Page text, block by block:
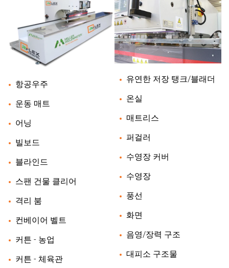
항공우주
운동 매트
어닝
빌보드
블라인드
스팬 건물 클리어
격리 붐
컨베이어 벨트
커튼 - 농업
커튼 - 체육관
유연한 저장 탱크/블래더
온실
매트리스
퍼걸러
수영장 커버
수영장
풍선
화면
음영/장력 구조
대피소 구조물